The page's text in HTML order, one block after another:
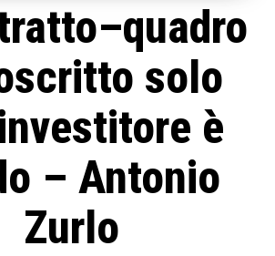
solo
è
– Antonio
Zurlo